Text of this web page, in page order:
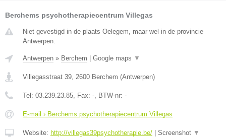
Berchems psychotherapiecentrum Villegas
Niet gevestigd in de plaats Oelegem, maar wel in de provincie
Antwerpen.
Antwerpen » Berchem Google maps ▼
Villegasstraat 39 2600 Berchem (Antwerpen)
Tel: 03.239.23.85 , Fax: - , BTW-nr: -
E-mail › Berchems psychotherapiecentrum Villegas
Website: http://villegas39psychotherapie.be/ Screenshot ▼